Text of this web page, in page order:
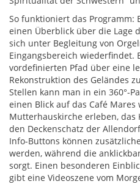
So funktioniert das Programm:
einen Überblick über die Lage
sich unter Begleitung von
Eingangsbereich wiederfindet.
vordefinierten Pfad über eine
Rekonstruktion des Geländes
Stellen kann man in ein 360°-
einen Blick auf das Café
Mutterhauskirche erleben,
den Deckenschatz der
Info-Buttons können
werden, während die
sorgt. Einen besonderen
gibt eine Videoszene vom